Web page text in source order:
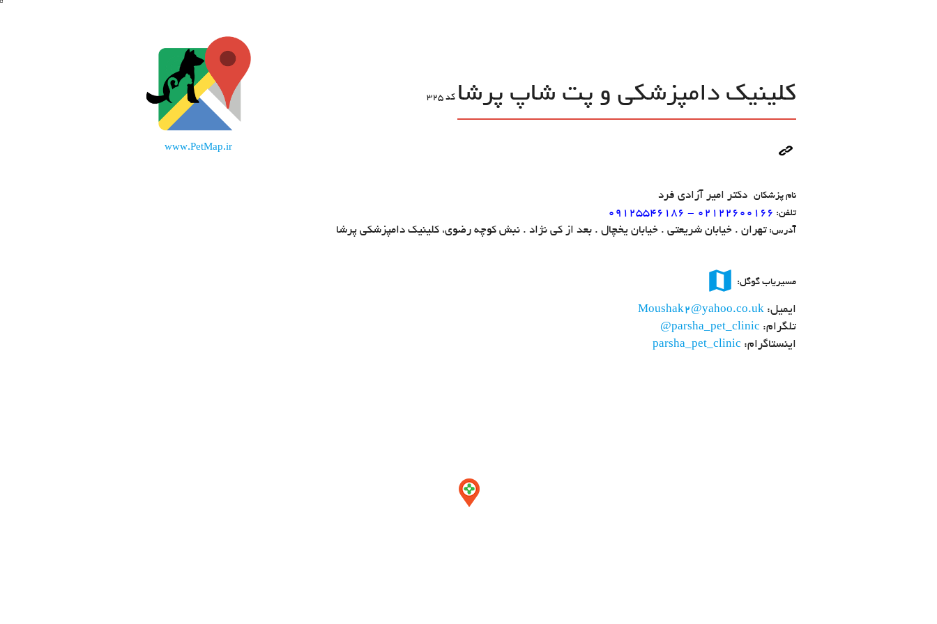
www.PetMap.ir
کلینیک دامپزشکی و پت شاپ پرشا کد 325
نام پزشکان دکتر امیر آزادی فرد
تلفن: 09125546186 - 02122600166
آدرس: تهران . خیابان شریعتی . خیابان یخچال . بعد از کی نژاد . نبش کوچه رضوی، کلینیک دامپزشکی پرشا
مسیریاب گوگل: map
ایمیل: Moushak2@yahoo.co.uk
تلگرام: @parsha_pet_clinic
اینستاگرام: parsha_pet_clinic